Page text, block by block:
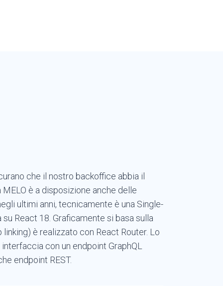
che il nostro backoffice abbia il
è a disposizione anche delle
ultimi anni, tecnicamente è una Single-
React 18. Graficamente si basa sulla
è realizzato con React Router. Lo
con un endpoint GraphQL
endpoint REST.